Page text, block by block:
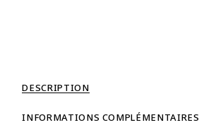
DESCRIPTION
INFORMATIONS COMPLÉMENTAIRES